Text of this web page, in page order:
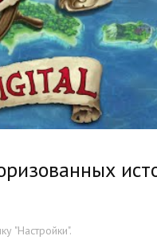
"Настройки".